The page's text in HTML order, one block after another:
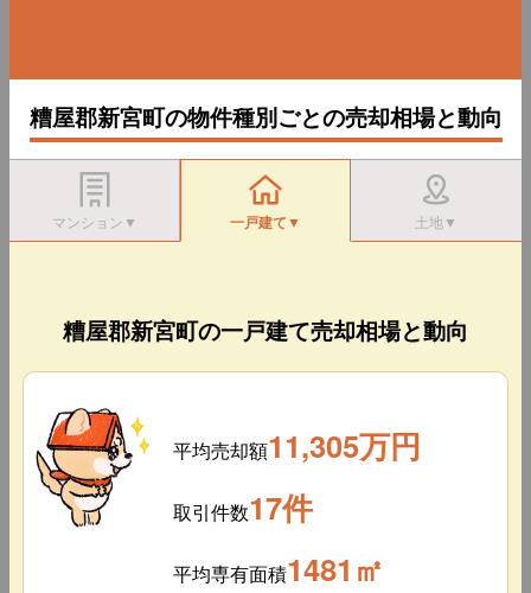
糟屋郡新宮町の物件種別ごとの売却相場と動向
マンション▼ 一戸建て▼ 土地▼
糟屋郡新宮町の一戸建て売却相場と動向
平均売却額11,305万円
取引件数17件
平均専有面積1481㎡